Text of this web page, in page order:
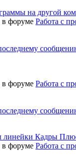
на другой
в форуме Работа с
в форуме Работа с
линейки Кадры
в форуме Работа с